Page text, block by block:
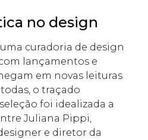
no design
curadoria de design
lançamentos e
em novas leituras
o traçado
foi idealizada a
Juliana Pippi,
e diretor da